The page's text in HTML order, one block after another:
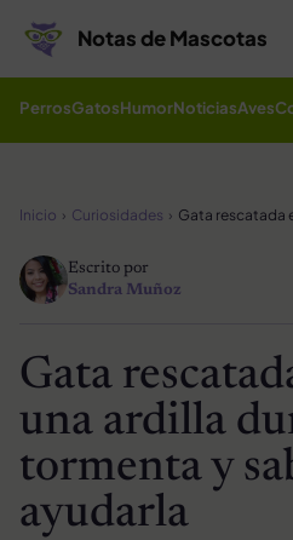
Notas de Mascotas
PerrosGatosHumorNoticiasAves
Inicio Curiosidades
Escrito por
Sandra Muñoz
Gata
una ardilla
tormenta y
ayudarla